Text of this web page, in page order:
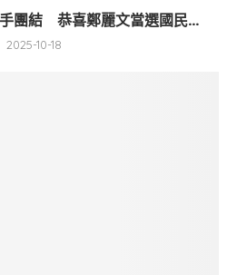
團結 恭喜鄭麗文當選國民...
2025-10-18